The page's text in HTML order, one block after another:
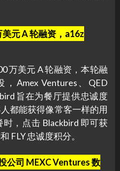
元 A 轮融资，a16z
万美元 A 轮融资，本轮融
，Amex Ventures、QED
旨在为餐厅提供忠诚度
都能获得像常客一样的用
，点击 Blackbird 即可获
FLY 忠诚度积分。
公司 MEXC Ventures 数